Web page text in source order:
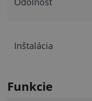
Inštalácia
Funkcie